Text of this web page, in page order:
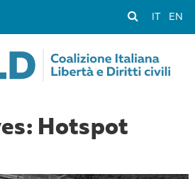
EN
Hotspot